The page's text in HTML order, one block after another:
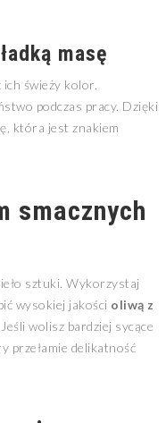
masę
ich świeży kolor.
podczas pracy. Dzięki
która jest znakiem
smacznych
sztuki. Wykorzystaj
wysokiej jakości oliwą z
wolisz bardziej sycące
przełamie delikatność